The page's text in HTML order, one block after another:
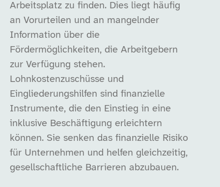
Arbeitsplatz zu finden. Dies liegt häufig
an Vorurteilen und an mangelnder
Information über die
Fördermöglichkeiten, die Arbeitgebern
zur Verfügung stehen.
Lohnkostenzuschüsse und
Eingliederungshilfen sind finanzielle
Instrumente, die den Einstieg in eine
inklusive Beschäftigung erleichtern
können. Sie senken das finanzielle Risiko
für Unternehmen und helfen gleichzeitig,
gesellschaftliche Barrieren abzubauen.